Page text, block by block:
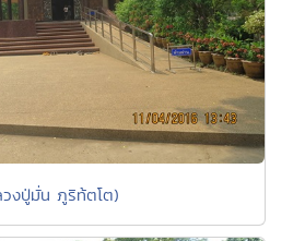
งปู่มั่น ภูริท้ตโต)